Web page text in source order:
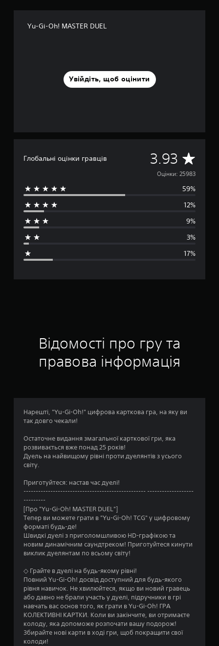
Yu-Gi-Oh! MASTER DUEL
Увійдіть, щоб оцінити
Глобальні оцінки гравців 3.93 С
е
р
е
н
о
н
к
3
’
и
з
і
р
Оцінки: 25983
59%
12%
9%
3%
17%
Відомості про гру та
правова інформація
Нарешті, "Yu-Gi-Oh!" цифрова карткова гра, на яку ви
так довго чекали!
Остаточне видання змагальної карткової гри, яка
розвивається вже понад 25 років!
Дуель на найвищому рівні проти дуелянтів з усього
світу.
Приготуйтеся: настав час дуелі!
-------------------------------------------------- -------------------
---------
[Про "Yu-Gi-Oh! MASTER DUEL"]
Тепер ви можете грати в "Yu-Gi-Oh! TCG" у цифровому
форматі будь-де!
Швидкі дуелі з приголомшливою HD-графікою та
новим динамічним саундтреком! Приготуйтеся кинути
виклик дуелянтам по всьому світу!
◇ Грайте в дуелі на будь-якому рівні!
Повний Yu-Gi-Oh! досвід доступний для будь-якого
рівня навичок. Не хвилюйтеся, якщо ви новий гравець
або давно не брали участь у дуелі, підручники в грі
навчать вас основ того, як грати в Yu-Gi-Oh! ГРА
КОЛЕКТИВНІ КАРТКИ. Коли ви закінчите, ви отримаєте
колоду, яка допоможе розпочати вашу подорож!
Збирайте нові карти в ході гри, щоб покращити свої
колоди!